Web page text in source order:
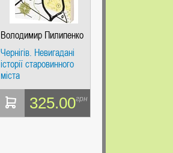
Володимир Пилипенко
Чернігів. Невигадані
історії старовинного
міста
325.00грн